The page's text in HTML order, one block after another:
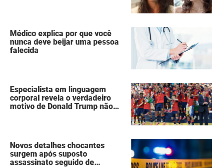
Médico explica por que você
nunca deve beijar uma pessoa
falecida
Especialista em linguagem
corporal revela o verdadeiro
motivo de Donald Trump não
Novos detalhes chocantes
surgem após suposto
assassinato seguido de